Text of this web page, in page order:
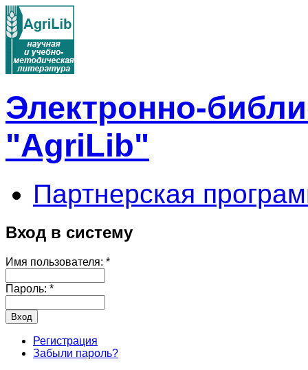
Электронно-
"AgriLib"
Партнерская
Вход в систему
Имя пользователя: *
Пароль: *
Регистрация
Забыли пароль?